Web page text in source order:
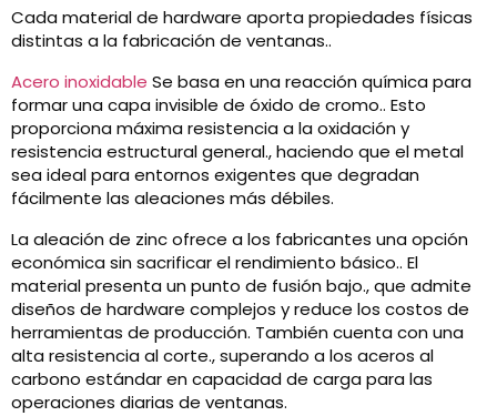
Cada material de hardware aporta propiedades físicas
distintas a la fabricación de ventanas..
Acero inoxidable Se basa en una reacción química para
formar una capa invisible de óxido de cromo.. Esto
proporciona máxima resistencia a la oxidación y
resistencia estructural general., haciendo que el metal
sea ideal para entornos exigentes que degradan
fácilmente las aleaciones más débiles.
La aleación de zinc ofrece a los fabricantes una opción
económica sin sacrificar el rendimiento básico.. El
material presenta un punto de fusión bajo., que admite
diseños de hardware complejos y reduce los costos de
herramientas de producción. También cuenta con una
alta resistencia al corte., superando a los aceros al
carbono estándar en capacidad de carga para las
operaciones diarias de ventanas.